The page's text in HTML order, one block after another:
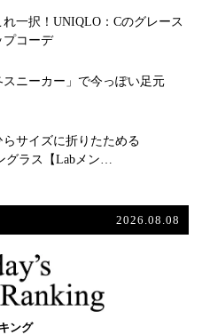
一択！UNIQLO：Cのグレース
プコーデ
ニーカー」で今っぽい足元
サイズに折りたためる
グラス【Labメン…
2026.08.08
ング